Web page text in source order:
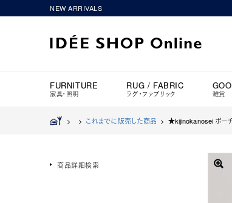
NEW ARRIVALS
FURNITURE
家具・照明
RUG / FABRIC
ラグ・ファブリック 雑貨
> > これまでに販売した商品 > ★kijinokanosei ポー
商品詳細検索